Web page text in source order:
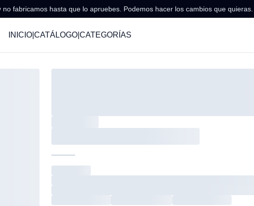
fabricamos hasta que lo apruebes. Podemos hacer los cambios que quieras.
INICIO| CATÁLOGO| CATEGORÍAS